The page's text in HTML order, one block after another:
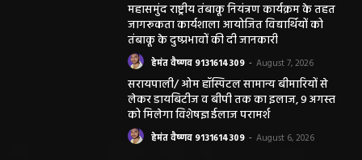
महासमुंद राष्ट्रीय तंबाकू नियंत्रण कार्यक्रम के तहत
जागरूकता कार्यशाला आयोजित विद्यार्थियों को
तंबाकू के दुष्प्रभावों की दी जानकारी
हेमंत वैष्णव 9131614309 - August 7, 2026
सरायपाली/ ओम हॉस्पिटल सामान्य बीमारियों से
लेकर डायबिटीज व बीपी तक का इलाज, 9 अगस्त
को मिलेगा विशेषज्ञ ईलाज परामर्श
हेमंत वैष्णव 9131614309 - August 6, 2026